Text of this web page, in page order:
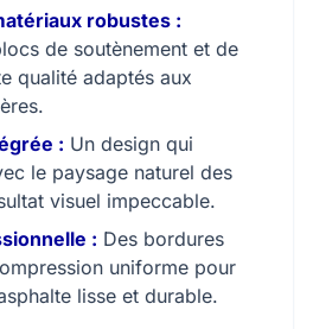
robustes :
de soutènement et de
qualité adaptés aux
: Un design qui
le paysage naturel des
visuel impeccable.
: Des bordures
uniforme pour
lisse et durable.